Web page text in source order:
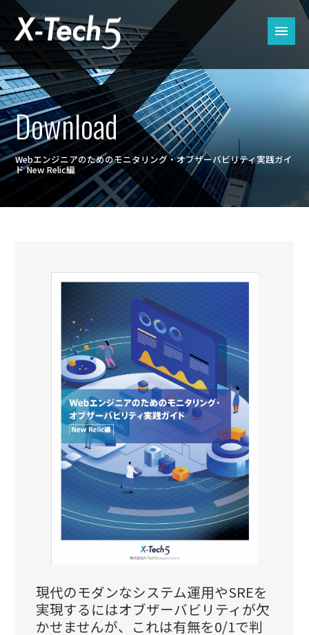
Download
Webエンジニアのためのモニタリング‧オブザーバビリティ実践ガイ
ド New Relic編
現代のモダンなシステム運用やSREを
実現するにはオブザーバビリティが欠
かせませんが、これは有無を0/1で判